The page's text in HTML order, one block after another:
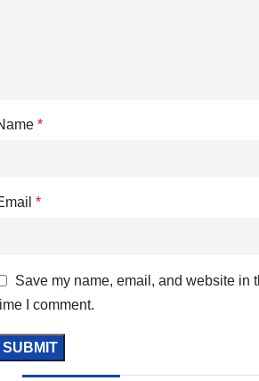
*
*
Save my name, email, and website in
I comment.